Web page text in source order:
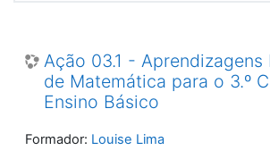
Ação 03.1 - Aprendizagens
de Matemática para o 3.º
Ensino Básico
Formador: Louise Lima